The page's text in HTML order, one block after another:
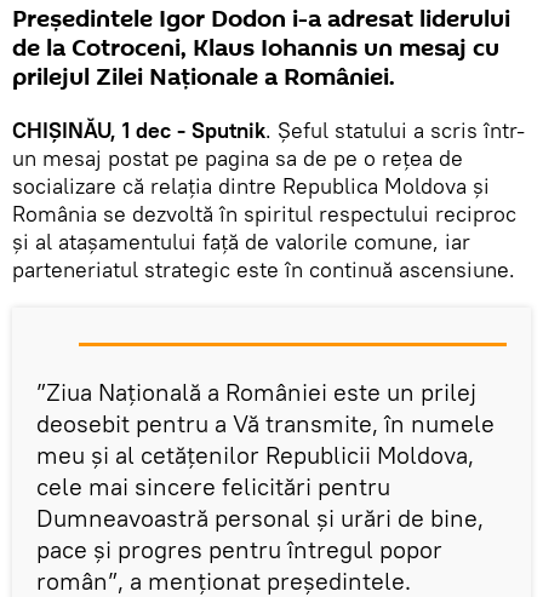
Președintele Igor Dodon i-a adresat liderului
de la Cotroceni, Klaus Iohannis un mesaj cu
prilejul Zilei Naționale a României.
CHIȘINĂU, 1 dec - Sputnik. Șeful statului a scris într-
un mesaj postat pe pagina sa de pe o rețea de
socializare că relaţia dintre Republica Moldova şi
România se dezvoltă în spiritul respectului reciproc
și al atașamentului față de valorile comune, iar
parteneriatul strategic este în continuă ascensiune.
”Ziua Naţională a României este un prilej
deosebit pentru a Vă transmite, în numele
meu şi al cetăţenilor Republicii Moldova,
cele mai sincere felicitări pentru
Dumneavoastră personal şi urări de bine,
pace și progres pentru întregul popor
român”, a menționat președintele.